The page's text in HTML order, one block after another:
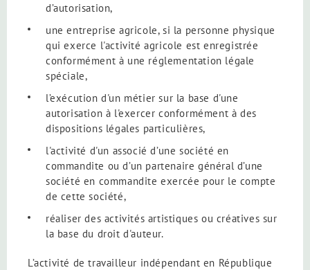
d’autorisation,
une entreprise agricole, si la personne physique
qui exerce l'activité agricole est enregistrée
conformément à une réglementation légale
spéciale,
l’exécution d'un métier sur la base d'une
autorisation à l'exercer conformément à des
dispositions légales particulières,
l'activité d'un associé d’une société en
commandite ou d’un partenaire général d’une
société en commandite exercée pour le compte
de cette société,
réaliser des activités artistiques ou créatives sur
la base du droit d'auteur.
L’activité de travailleur indépendant en République